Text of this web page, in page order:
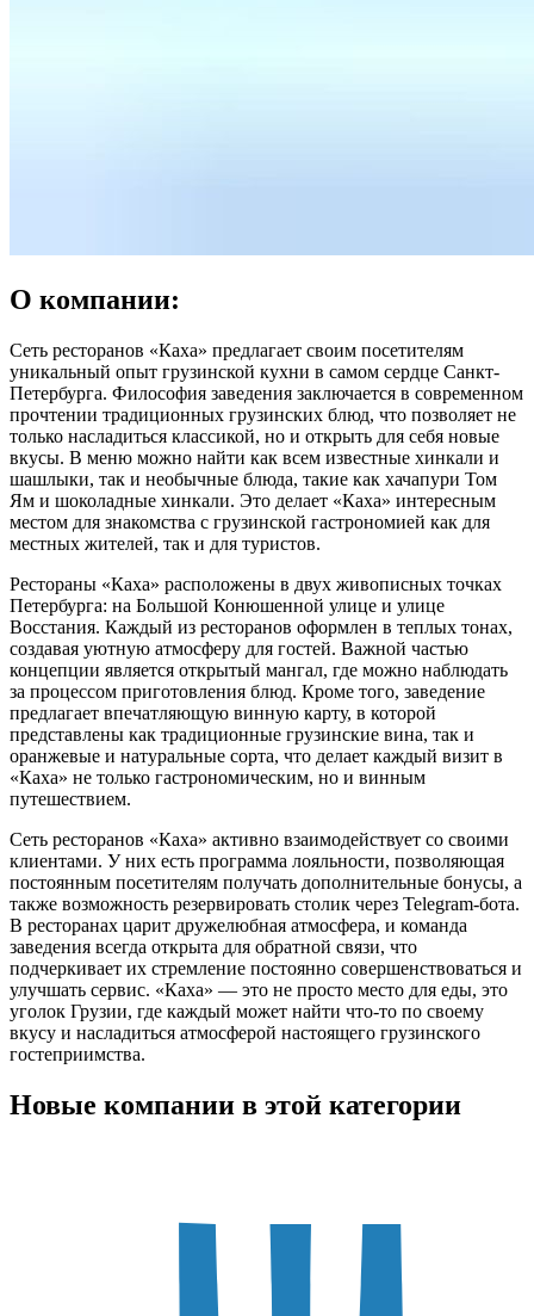
О компании:
Сеть ресторанов «Каха» предлагает своим посетителям
уникальный опыт грузинской кухни в самом сердце Санкт-
Петербурга. Философия заведения заключается в современном
прочтении традиционных грузинских блюд, что позволяет не
только насладиться классикой, но и открыть для себя новые
вкусы. В меню можно найти как всем известные хинкали и
шашлыки, так и необычные блюда, такие как хачапури Том
Ям и шоколадные хинкали. Это делает «Каха» интересным
местом для знакомства с грузинской гастрономией как для
местных жителей, так и для туристов.
Рестораны «Каха» расположены в двух живописных точках
Петербурга: на Большой Конюшенной улице и улице
Восстания. Каждый из ресторанов оформлен в теплых тонах,
создавая уютную атмосферу для гостей. Важной частью
концепции является открытый мангал, где можно наблюдать
за процессом приготовления блюд. Кроме того, заведение
предлагает впечатляющую винную карту, в которой
представлены как традиционные грузинские вина, так и
оранжевые и натуральные сорта, что делает каждый визит в
«Каха» не только гастрономическим, но и винным
путешествием.
Сеть ресторанов «Каха» активно взаимодействует со своими
клиентами. У них есть программа лояльности, позволяющая
постоянным посетителям получать дополнительные бонусы, а
также возможность резервировать столик через Telegram-бота.
В ресторанах царит дружелюбная атмосфера, и команда
заведения всегда открыта для обратной связи, что
подчеркивает их стремление постоянно совершенствоваться и
улучшать сервис. «Каха» — это не просто место для еды, это
уголок Грузии, где каждый может найти что-то по своему
вкусу и насладиться атмосферой настоящего грузинского
гостеприимства.
Новые компании в этой категории